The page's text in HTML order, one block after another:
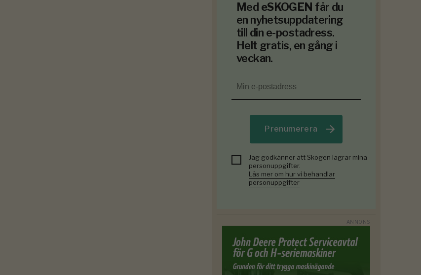
Med eSKOGEN får du
en nyhetsuppdatering
till din e-postadress.
Helt gratis, en gång i
veckan.
Prenumerera
Jag godkänner att Skogen lagrar mina
personuppgifter.
Läs mer om hur vi behandlar
personuppgifter